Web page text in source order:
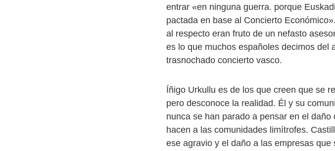
entrar «en ninguna guerra. porque
pactada en base al Concierto
al respecto eran fruto de un nefasto
es lo que muchos españoles decimos del
trasnochado concierto vasco.
Íñigo Urkullu es de los que creen que se
pero desconoce la realidad. Él y su
nunca se han parado a pensar en el
hacen a las comunidades limítrofes.
ese agravio y el daño a las empresas